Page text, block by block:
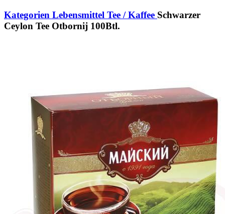
Kategorien Lebensmittel Tee / Kaffee Schwarzer
Ceylon Tee Otbornij 100Btl.